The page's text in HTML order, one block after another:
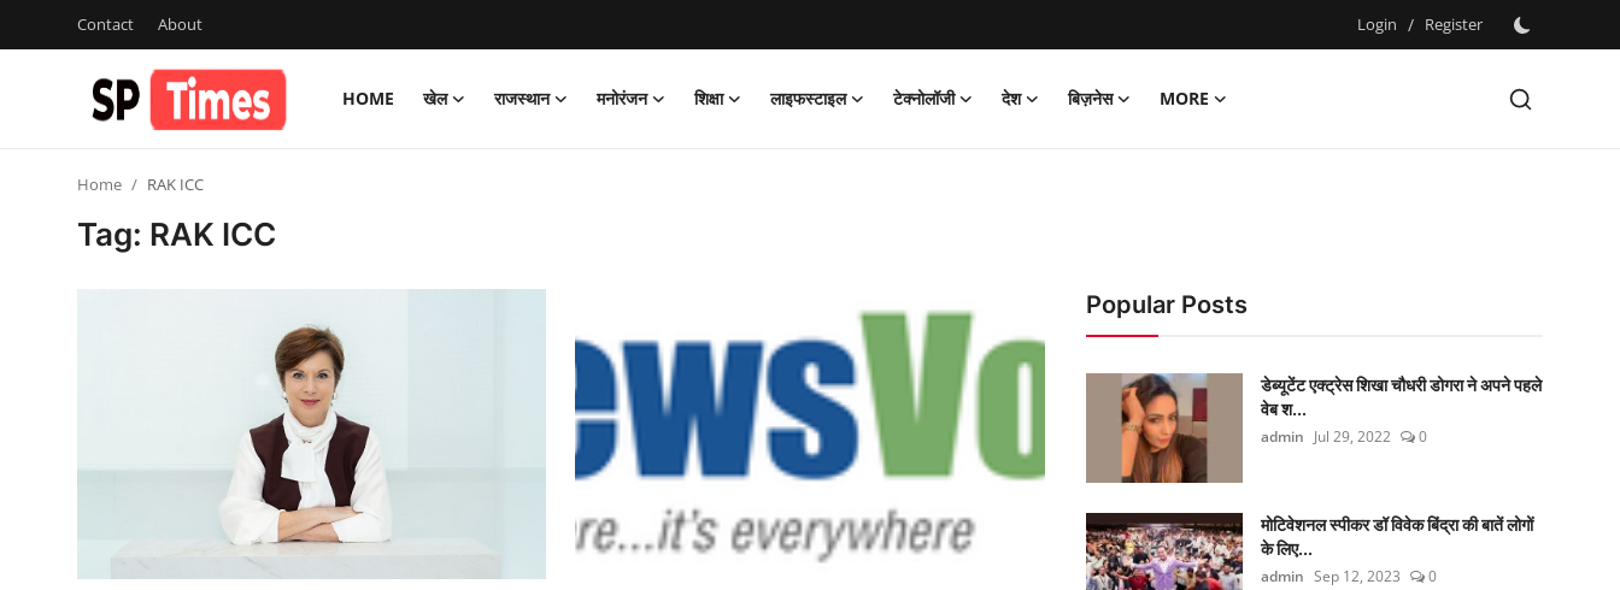
Contact About Login / Register
HOME खेल राजस्थान मनोरंजन शिक्षा लाइफस्टाइल टेक्नोलॉजी देश बिज़नेस
MORE
Register
Home RAK ICC
Tag: RAK ICC
Popular Posts
डेब्यूटेंट एक्ट्रेस शिखा चौधरी डोगरा ने अपने पहले
वेब श...
admin Jul 29, 2022 0
मोटिवेशनल स्पीकर डॉ विवेक बिंद्रा की बातें लोगों
के लिए...
admin Sep 12, 2023 0